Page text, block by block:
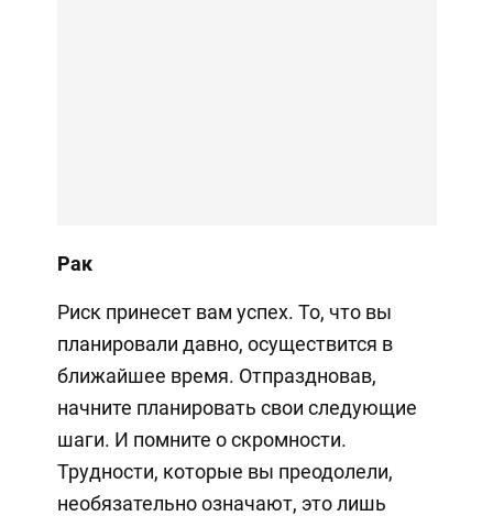
Рак
Риск принесет вам успех. То, что вы
планировали давно, осуществится в
ближайшее время. Отпраздновав,
начните планировать свои следующие
шаги. И помните о скромности.
Трудности, которые вы преодолели,
необязательно означают, это лишь